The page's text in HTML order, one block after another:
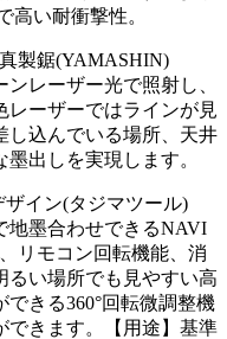
高い耐衝撃性。
製鋸(YAMASHIN)
レーザー光で照射し、
レーザーではラインが見
し込んでいる場所、天井
出しを実現します。
ザイン(タジマツール)
地墨合わせできるNAVI
リモコン回転機能、消
るい場所でも見やすい高
きる360°回転微調整機
できます。【用途】基準